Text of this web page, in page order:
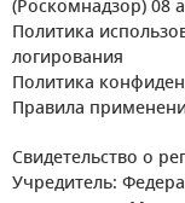
(Роскомнадзор) 08
Политика
логирования
Политика
Правила
Свидетельство о
Учредитель: